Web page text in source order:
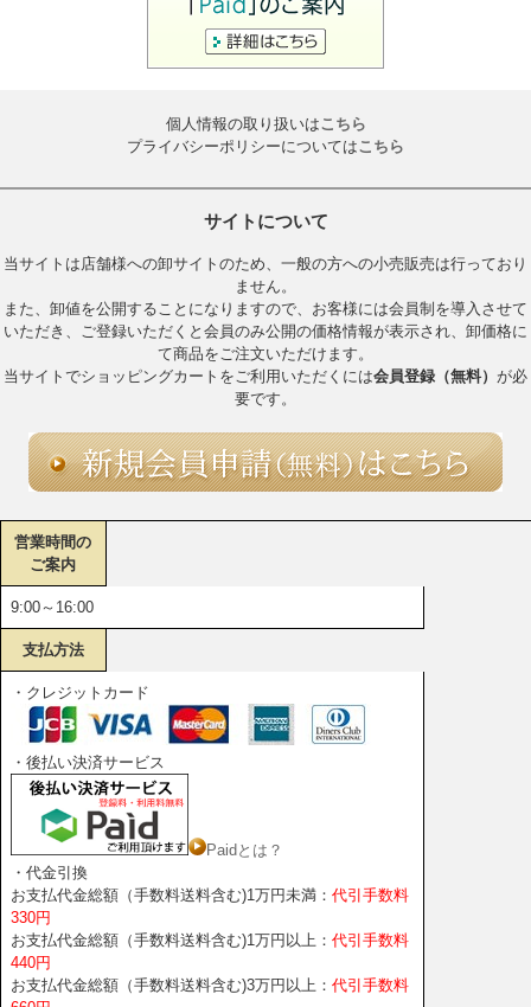
個人情報の取り扱いはこちら
プライバシーポリシーについてはこちら
サイトについて
当サイトは店舗様への卸サイトのため、一般の方への小売販売は行っており
ません。
また、卸値を公開することになりますので、お客様には会員制を導入させて
いただき、ご登録いただくと会員のみ公開の価格情報が表示され、卸価格に
て商品をご注文いただけます。
当サイトでショッピングカートをご利用いただくには会員登録（無料） が必
要です。
営業時間の
ご案内
9:00～16:00
支払方法
・クレジットカード
・後払い決済サービス
Paidとは？
・代金引換
お支払代金総額（手数料送料含む)1万円未満： 代引手数料
330円
お支払代金総額（手数料送料含む)1万円以上： 代引手数料
440円
お支払代金総額（手数料送料含む)3万円以上： 代引手数料